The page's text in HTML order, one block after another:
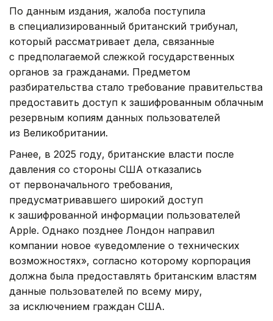
По данным издания, жалоба поступила
в специализированный британский трибунал,
который рассматривает дела, связанные
с предполагаемой слежкой государственных
органов за гражданами. Предметом
разбирательства стало требование правительства
предоставить доступ к зашифрованным облачным
резервным копиям данных пользователей
из Великобритании.
Ранее, в 2025 году, британские власти после
давления со стороны США отказались
от первоначального требования,
предусматривавшего широкий доступ
к зашифрованной информации пользователей
Apple. Однако позднее Лондон направил
компании новое «уведомление о технических
возможностях», согласно которому корпорация
должна была предоставлять британским властям
данные пользователей по всему миру,
за исключением граждан США.